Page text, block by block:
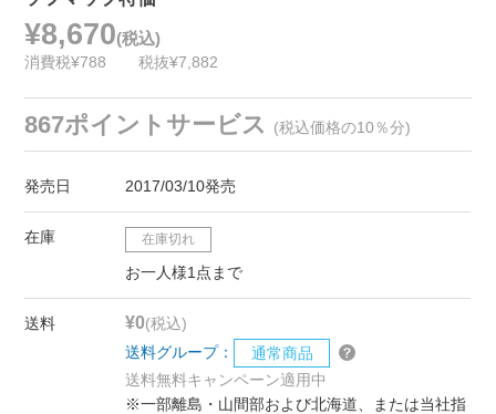
¥8,670(税込)
消費税¥788 税抜¥7,882
867ポイントサービス (税込価格の10％分)
発売日 2017/03/10発売
在庫 在庫切れ
お一人様1点まで
送料 ¥0(税込)
送料グループ：
通常商品
送料無料キャンペーン適用中
※一部離島・山間部および北海道、または当社指